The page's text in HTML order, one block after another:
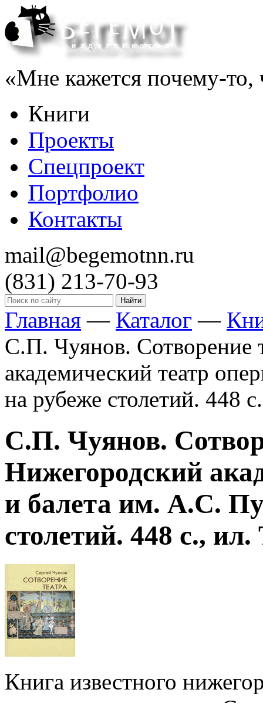
«Мне кажется почему-то,
Книги
Проекты
Спецпроект
Портфолио
Контакты
mail@begemotnn.ru
(831) 213-70-93
Главная — Каталог —
С.П. Чуянов. Сотворение
академический театр
на рубеже столетий. 448
С.П. Чуянов.
Нижегородский
и балета им. А.С.
столетий. 448 с.,
Книга известного